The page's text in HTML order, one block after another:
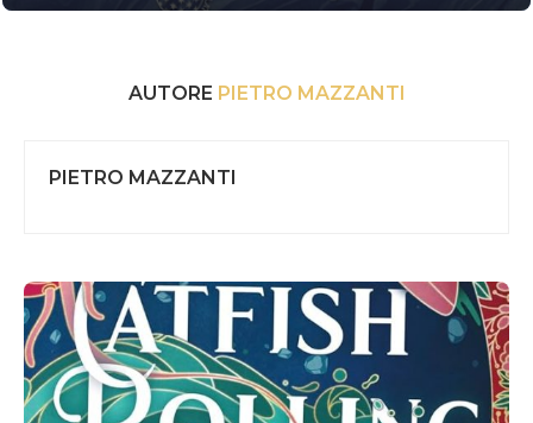
AUTORE PIETRO MAZZANTI
PIETRO MAZZANTI